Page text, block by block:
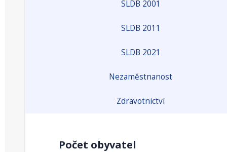
SLDB 2001
SLDB 2011
SLDB 2021
Nezaměstnanost
Zdravotnictví
Počet obyvatel